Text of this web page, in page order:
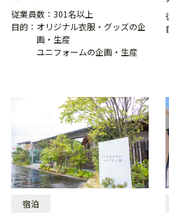
従業員数： 301名以上
目的： オリジナル衣服・グッズの企
画・生産
ユニフォームの企画・生産
宿泊